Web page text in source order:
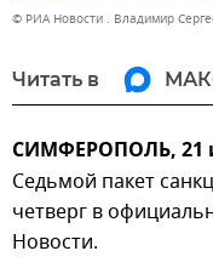
© РИА Новости . Владимир
Читать в
СИМФЕРОПОЛЬ, 21
Седьмой пакет
четверг в
Новости.